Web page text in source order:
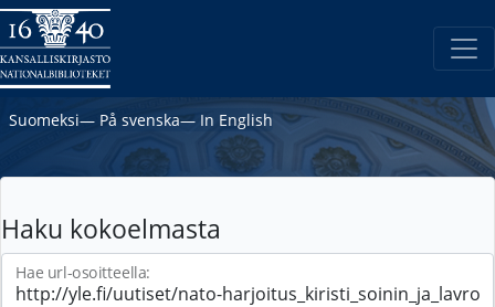
Suomeksi― På svenska― In English
Haku kokoelmasta
Hae url-osoitteella: